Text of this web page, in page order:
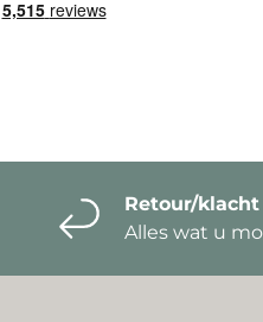
Retour/klacht
Alles wat u